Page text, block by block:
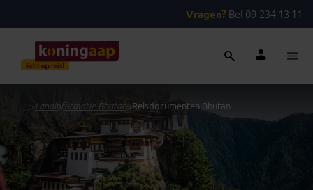
Vragen? Bel 09-234 13 11
> Landinformatie Bhutan>Reisdocumenten Bhutan